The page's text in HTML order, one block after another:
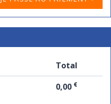
Total
0,00 €